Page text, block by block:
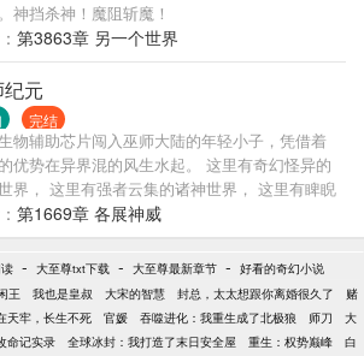
异常。 值守长老发现异状，便将宋毅两个儿子
主处查看，宗主一眼看出两小儿拥有逆天资
为关门弟子。 而宋毅回去等待一天之后，再次
子阁。而之前碰到的筑基期弟子，却在宋毅离
候潜入他所在的小世界。 等宋毅到了弟子阁，
老当众宣布宋毅物色的两个苗子也就是宋毅的
子，资质底下不符合招收条件。但是因为性格
被宗主所喜，收为童子。
神挡杀神！魔阻斩魔！
第3863章 另一个世界
元
完结
物辅助芯片闯入巫师大陆的年轻小子，凭借着
优势在异界混的风生水起。 这里有奇幻怪异的
界， 这里有强者云集的诸神世界， 这里有睥睨
巨龙位面， 这里有轰隆隆的地精大帝国， 当
里更多的则是充满离奇和玄幻的奇异世界……
多元宇宙在这里出现了拐点，一个新的历史在
延伸， 巫师纪元！ ………………………… 老狼
式： 扣扣：12061033 微信号：mikelwf 书友
第1669章 各展神威
- 大至尊txt下载 - 大至尊最新章节 - 好看的奇幻小说
王 我也是皇叔 大宋的智慧 封总，太太想跟你离婚很久了
赌
天牢，长生不死 官媛 吞噬进化：我重生成了北极狼 师刀
大
命记实录 全球冰封：我打造了末日安全屋 重生：权势巅峰
白